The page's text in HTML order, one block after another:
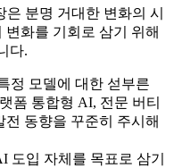
분명 거대한 변화의 시
화를 기회로 삼기 위해
다.
정 모델에 대한 섣부른
폼 통합형 AI, 전문 버티
동향을 꾸준히 주시해
도입 자체를 목표로 삼기